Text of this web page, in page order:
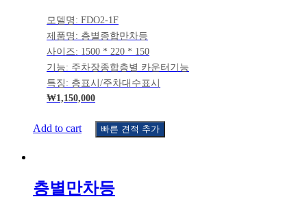
모델명: FDO2-1F
제품명: 층별종합만차등
사이즈: 1500 * 220 * 150
기능: 주차장종합층별 카운터기능
특징: 층표시/주차대수표시
₩1,150,000
Add to cart 빠른 견적 추가
층별만차등